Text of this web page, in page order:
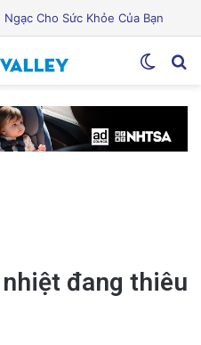
Cán bộ Việt Nam bị tố cáo tấn công tình dục hai nữ phục vụ tại New Zealand trước chuyến thăm của Thủ tướng Chính
đang thiêu